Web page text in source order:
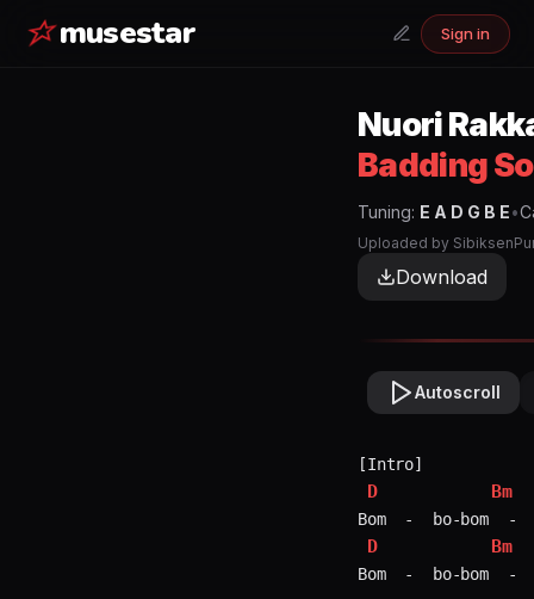
musestar Sign in
Nuori
Badding
Tuning: E A D G B E•
Uploaded by
Download
Autoscroll
D Bm
D Bm
Bom  -  bo-bom  -